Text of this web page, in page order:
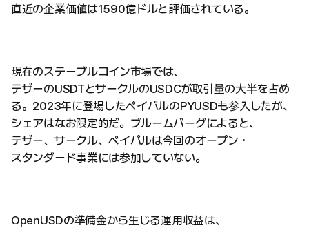
直近の企業価値は1590億ドルと評価されている。
現在のステーブルコイン市場では、
テザーのUSDTとサークルのUSDCが取引量の大半を占め
る。2023年に登場したペイパルのPYUSDも参入したが、
シェアはなお限定的だ。ブルームバーグによると、
テザー、サークル、ペイパルは今回のオープン・
スタンダード事業には参加していない。
OpenUSDの準備金から生じる運用収益は、